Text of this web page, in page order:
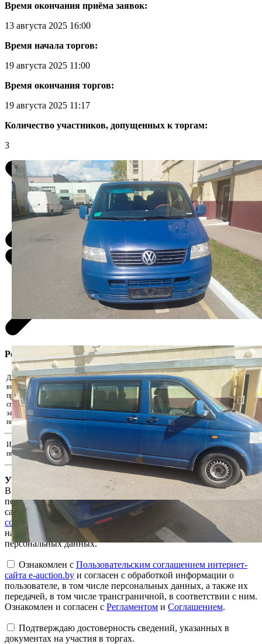
Время окончания приёма заявок:
13 августа 2025 16:00
Время начала торгов:
19 августа 2025 11:00
Время окончания торгов:
19 августа 2025 11:17
Количество участников, допущенных к торгам:
3
Регистрация участника
Для участия в аукционе необходимо
внести задаток. Скачайте реквизиты и
произведите оплату удобным для Вас
способом. Для подтверждения внесения
задатка прикрепите документ,
подтверждающий факт оплаты.
Скачать реквизиты на оплату
Прикрепить подтверждения оплаты...
Иные документы, подтверждающие
полномочия на участие в аукционе
Прикрепить иные документы...
Уважаемый пользователь!
В соответствии с Законом Республики Беларусь «О защите
персональных данных» для продолжения работы на интернет-
сайте e-auction.by просим ознакомиться с
Пользовательским
соглашением интернет-сайта e-auction.by и выразить согласие
на обработку информации о пользователе, в том числе
персональных данных.
Ознакомлен с Пользовательским соглашением интернет-
сайта e-auction.by и согласен с обработкой информации о
пользователе, в том числе персональных данных, а также их
передачей, в том числе трансграничной, в соответствии с ним.
Ознакомлен и согласен с Регламентом и Соглашением.
Подтверждаю достоверность сведений, указанных в
документах на участия в торгах.